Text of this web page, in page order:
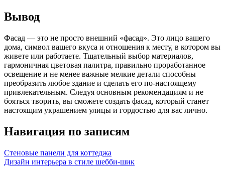
Вывод
Фасад — это не просто внешний «фасад». Это лицо вашего
дома, символ вашего вкуса и отношения к месту, в котором вы
живете или работаете. Тщательный выбор материалов,
гармоничная цветовая палитра, правильно проработанное
освещение и не менее важные мелкие детали способны
преобразить любое здание и сделать его по-настоящему
привлекательным. Следуя основным рекомендациям и не
бояться творить, вы сможете создать фасад, который станет
настоящим украшением улицы и гордостью для вас лично.
Навигация по записям
Стеновые панели для коттеджа
Дизайн интерьера в стиле шебби-шик